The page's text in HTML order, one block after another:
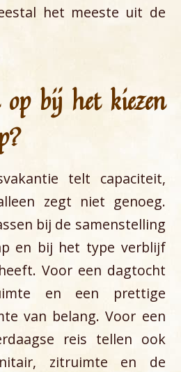
het meeste uit de
bij het kiezen
telt capaciteit,
zegt niet genoeg.
bij de samenstelling
en bij het type verblijf
Voor een dagtocht
en een prettige
van belang. Voor een
reis tellen ook
zitruimte en de